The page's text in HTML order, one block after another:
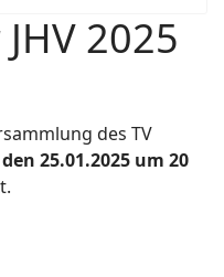
2025
des TV
25.01.2025 um 20